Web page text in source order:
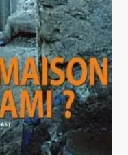
ami ?